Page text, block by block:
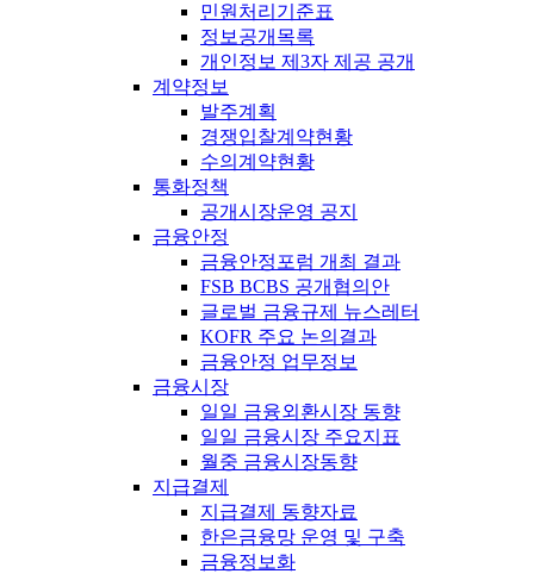
민원처리기준표
정보공개목록
개인정보 제3자 제공 공개
계약정보
발주계획
경쟁입찰계약현황
수의계약현황
통화정책
공개시장운영 공지
금융안정
금융안정포럼 개최 결과
FSB BCBS 공개협의안
글로벌 금융규제 뉴스레터
KOFR 주요 논의결과
금융안정 업무정보
금융시장
일일 금융외환시장 동향
일일 금융시장 주요지표
월중 금융시장동향
지급결제
지급결제 동향자료
한은금융망 운영 및 구축
금융정보화